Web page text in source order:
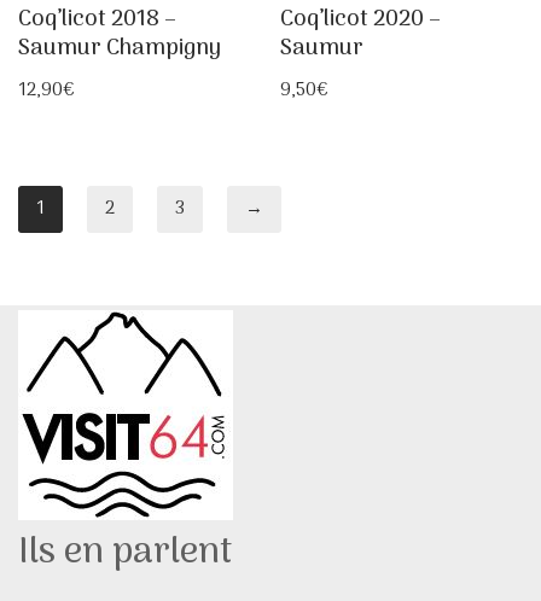
Coq’licot 2018 –
Saumur Champigny
12,90€
Coq’licot 2020 –
Saumur
9,50€
1 2 3 →
Ils en parlent